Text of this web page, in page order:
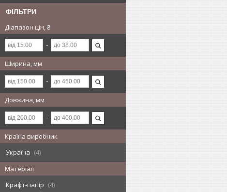
ФІЛЬТРИ
Діапазон цін, ₴
Ширина, мм
Довжина, мм
Країна виробник
Україна
4
Матеріал
Крафт-папір
4